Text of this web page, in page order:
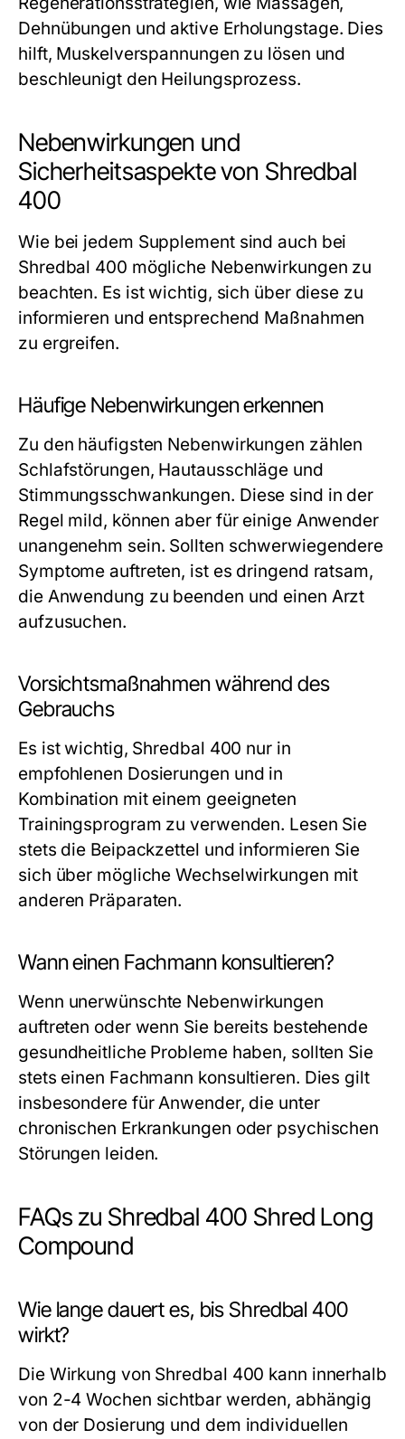
Dehnübungen und aktive Erholungstage. Dies
hilft, Muskelverspannungen zu lösen und
beschleunigt den Heilungsprozess.
Nebenwirkungen und
Sicherheitsaspekte von Shredbal
400
Wie bei jedem Supplement sind auch bei
Shredbal 400 mögliche Nebenwirkungen zu
beachten. Es ist wichtig, sich über diese zu
informieren und entsprechend Maßnahmen
zu ergreifen.
Häufige Nebenwirkungen erkennen
Zu den häufigsten Nebenwirkungen zählen
Schlafstörungen, Hautausschläge und
Stimmungsschwankungen. Diese sind in der
Regel mild, können aber für einige Anwender
unangenehm sein. Sollten schwerwiegendere
Symptome auftreten, ist es dringend ratsam,
die Anwendung zu beenden und einen Arzt
aufzusuchen.
Vorsichtsmaßnahmen während des
Gebrauchs
Es ist wichtig, Shredbal 400 nur in
empfohlenen Dosierungen und in
Kombination mit einem geeigneten
Trainingsprogram zu verwenden. Lesen Sie
stets die Beipackzettel und informieren Sie
sich über mögliche Wechselwirkungen mit
anderen Präparaten.
Wann einen Fachmann konsultieren?
Wenn unerwünschte Nebenwirkungen
auftreten oder wenn Sie bereits bestehende
gesundheitliche Probleme haben, sollten Sie
stets einen Fachmann konsultieren. Dies gilt
insbesondere für Anwender, die unter
chronischen Erkrankungen oder psychischen
Störungen leiden.
FAQs zu Shredbal 400 Shred Long
Compound
Wie lange dauert es, bis Shredbal 400
wirkt?
Die Wirkung von Shredbal 400 kann innerhalb
von 2-4 Wochen sichtbar werden, abhängig
von der Dosierung und dem individuellen